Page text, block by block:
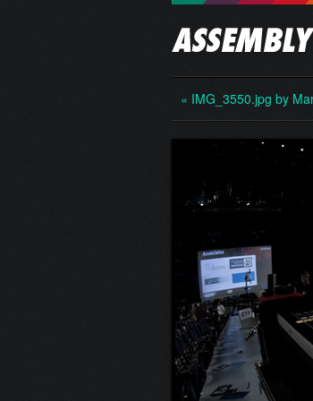
« IMG_3550.jpg by